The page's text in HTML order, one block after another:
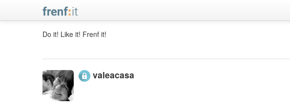
Do it! Like it! Frenf it!
valeacasa